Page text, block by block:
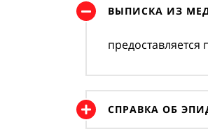
ВЫПИСКА ИЗ
предоставляется
СПРАВКА ОБ